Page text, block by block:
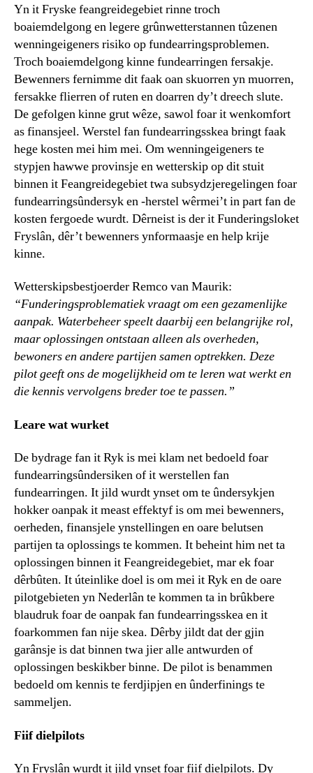
Yn it Fryske feangreidegebiet rinne troch
boaiemdelgong en legere grûnwetterstannen tûzenen
wenningeigeners risiko op fundearringsproblemen.
Troch boaiemdelgong kinne fundearringen fersakje.
Bewenners fernimme dit faak oan skuorren yn muorren,
fersakke flierren of ruten en doarren dy’t dreech slute.
De gefolgen kinne grut wêze, sawol foar it wenkomfort
as finansjeel. Werstel fan fundearringsskea bringt faak
hege kosten mei him mei. Om wenningeigeners te
stypjen hawwe provinsje en wetterskip op dit stuit
binnen it Feangreidegebiet twa subsydzjeregelingen foar
fundearringsûndersyk en -herstel wêrmei’t in part fan de
kosten fergoede wurdt. Dêrneist is der it Funderingsloket
Fryslân, dêr’t bewenners ynformaasje en help krije
kinne.
Wetterskipsbestjoerder Remco van Maurik:
“Funderingsproblematiek vraagt om een gezamenlijke
aanpak. Waterbeheer speelt daarbij een belangrijke rol,
maar oplossingen ontstaan alleen als overheden,
bewoners en andere partijen samen optrekken. Deze
pilot geeft ons de mogelijkheid om te leren wat werkt en
die kennis vervolgens breder toe te passen.”
Leare wat wurket
De bydrage fan it Ryk is mei klam net bedoeld foar
fundearringsûndersiken of it werstellen fan
fundearringen. It jild wurdt ynset om te ûndersykjen
hokker oanpak it meast effektyf is om mei bewenners,
oerheden, finansjele ynstellingen en oare belutsen
partijen ta oplossings te kommen. It beheint him net ta
oplossingen binnen it Feangreidegebiet, mar ek foar
dêrbûten. It úteinlike doel is om mei it Ryk en de oare
pilotgebieten yn Nederlân te kommen ta in brûkbere
blaudruk foar de oanpak fan fundearringsskea en it
foarkommen fan nije skea. Dêrby jildt dat der gjin
garânsje is dat binnen twa jier alle antwurden of
oplossingen beskikber binne. De pilot is benammen
bedoeld om kennis te ferdjipjen en ûnderfinings te
sammeljen.
Fiif dielpilots
Yn Fryslân wurdt it jild ynset foar fiif dielpilots. Dy